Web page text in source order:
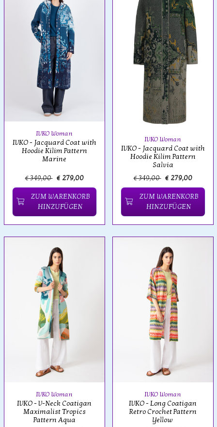
IVKO Woman
IVKO - Jacquard Coat with
Hoodie Kilim Pattern
Marine
€ 349,00 € 279,00
ZUM WARENKORB
HINZUFÜGEN
IVKO Woman
IVKO - Jacquard Coat with
Hoodie Kilim Pattern
Salvia
€ 349,00 € 279,00
ZUM WARENKORB
HINZUFÜGEN
IVKO Woman
IVKO - V-Neck Coatigan
Maximalist Tropics
Pattern Aqua
IVKO Woman
IVKO - Long Coatigan
Retro Crochet Pattern
Yellow